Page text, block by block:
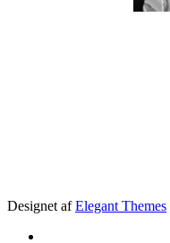
Designet afElegant Themes